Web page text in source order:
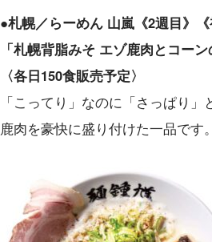
●札幌／らーめん 山嵐《2週目》《
「札幌背脂みそ エゾ鹿肉とコー
〈各日150食販売予定〉
「こってり」なのに「さっぱり
鹿肉を豪快に盛り付けた一品です